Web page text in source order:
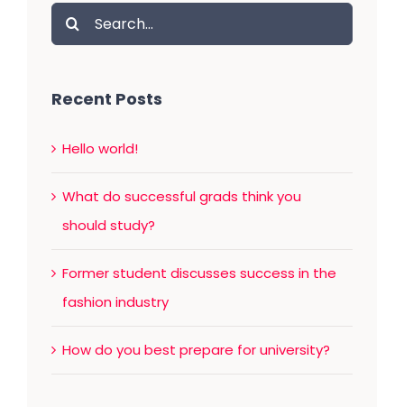
Search
for:
Recent Posts
Hello world!
What do successful grads think you
should study?
Former student discusses success in the
fashion industry
How do you best prepare for university?